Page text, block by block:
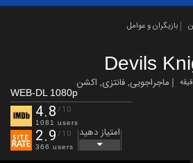
بازیگران و عوامل
Devils
ماجراجویی,فانتزی, اکشن
WEB-DL 1080p
4.8 /10
1081 users
2.9 /10
366 users
امتیاز دهید